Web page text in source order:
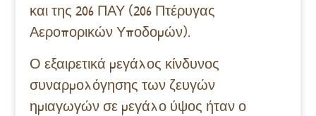
και της 206 ΠΑΥ (206 Πτέρυγας
Αεροπορικών Υποδομών).
Ο εξαιρετικά μεγάλος κίνδυνος
συναρμολόγησης των ζευγών
ημιαγωγών σε μεγάλο ύψος ήταν ο